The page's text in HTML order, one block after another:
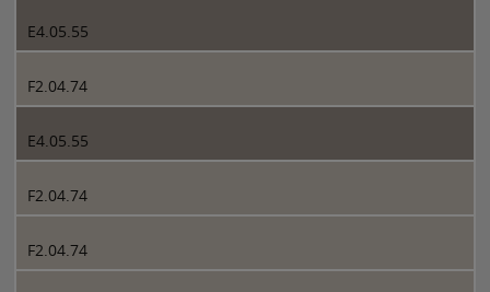
E4.05.55
F2.04.74
E4.05.55
F2.04.74
F2.04.74